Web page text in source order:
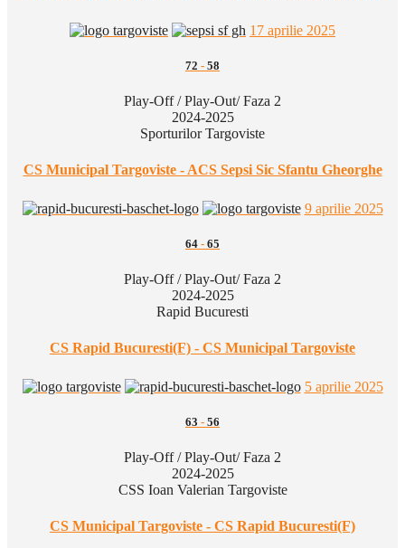
17 aprilie 2025
72 - 58
Play-Off / Play-Out/ Faza 2
2024-2025
Sporturilor Targoviste
CS Municipal Targoviste - ACS Sepsi Sic Sfantu Gheorghe
9 aprilie 2025
64 - 65
Play-Off / Play-Out/ Faza 2
2024-2025
Rapid Bucuresti
CS Rapid Bucuresti(F) - CS Municipal Targoviste
5 aprilie 2025
63 - 56
Play-Off / Play-Out/ Faza 2
2024-2025
CSS Ioan Valerian Targoviste
CS Municipal Targoviste - CS Rapid Bucuresti(F)